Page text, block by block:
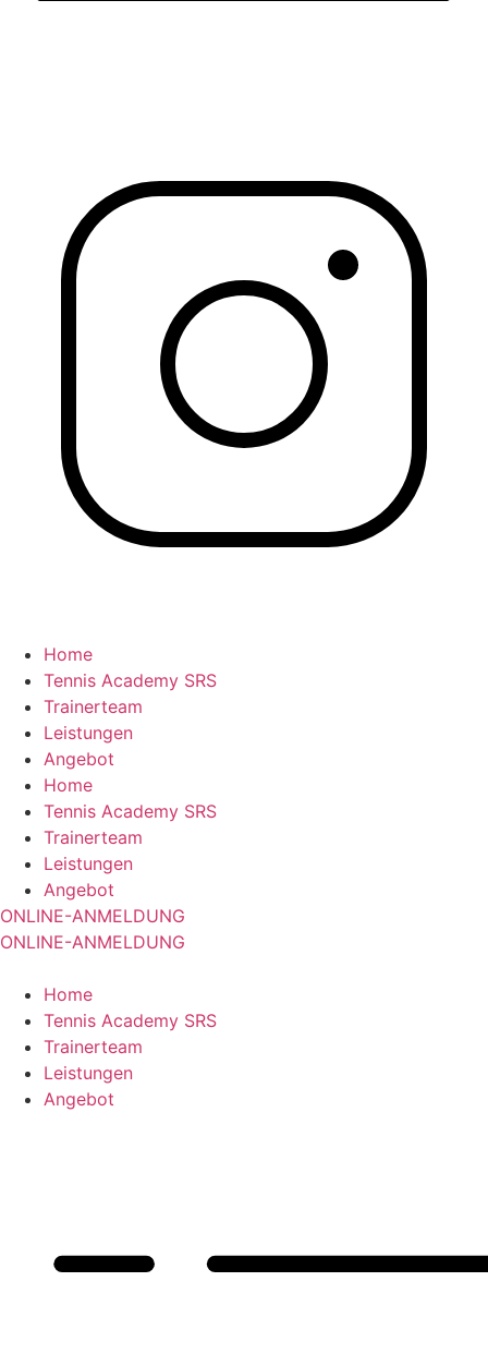
Home
Tennis Academy SRS
Trainerteam
Leistungen
Angebot
Home
Tennis Academy SRS
Trainerteam
Leistungen
Angebot
ONLINE-ANMELDUNG
ONLINE-ANMELDUNG
Home
Tennis Academy SRS
Trainerteam
Leistungen
Angebot